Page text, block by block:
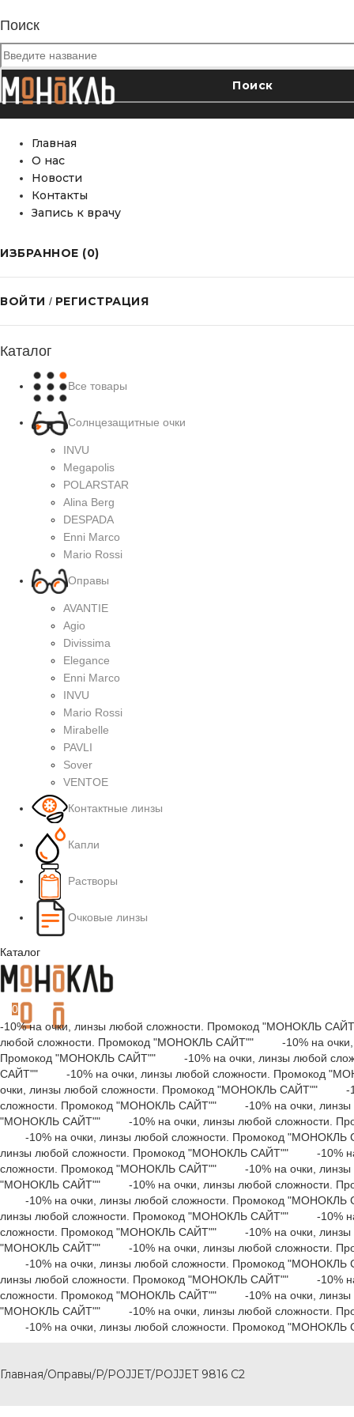
Поиск
Главная
О нас
Новости
Контакты
Запись к врачу
ИЗБРАННОЕ (0)
ВОЙТИ / РЕГИСТРАЦИЯ
Каталог
Все товары
Солнцезащитные очки
INVU
Megapolis
POLARSTAR
Alina Berg
DESPADA
Enni Marco
Mario Rossi
Оправы
AVANTIE
Agio
Divissima
Elegance
Enni Marco
INVU
Mario Rossi
Mirabelle
PAVLI
Sover
VENTOE
Контактные линзы
Капли
Растворы
Очковые линзы
Каталог
0
-10% на очки, линзы любой сложности. Промокод "МОНОКЛЬ
любой сложности. Промокод "МОНОКЛЬ САЙТ"" -10% на очки,
Промокод "МОНОКЛЬ САЙТ"" -10% на очки, линзы любой
САЙТ"" -10% на очки, линзы любой сложности. Промокод
очки, линзы любой сложности. Промокод "МОНОКЛЬ САЙТ"" -
сложности. Промокод "МОНОКЛЬ САЙТ"" -10% на очки, линзы
"МОНОКЛЬ САЙТ"" -10% на очки, линзы любой сложности.
-10% на очки, линзы любой сложности. Промокод
линзы любой сложности. Промокод "МОНОКЛЬ САЙТ"" -10% на
сложности. Промокод "МОНОКЛЬ САЙТ"" -10% на очки, линзы
"МОНОКЛЬ САЙТ"" -10% на очки, линзы любой сложности.
-10% на очки, линзы любой сложности. Промокод
линзы любой сложности. Промокод "МОНОКЛЬ САЙТ"" -10% на
сложности. Промокод "МОНОКЛЬ САЙТ"" -10% на очки, линзы
"МОНОКЛЬ САЙТ"" -10% на очки, линзы любой сложности.
-10% на очки, линзы любой сложности. Промокод
линзы любой сложности. Промокод "МОНОКЛЬ САЙТ"" -10% на
сложности. Промокод "МОНОКЛЬ САЙТ"" -10% на очки, линзы
"МОНОКЛЬ САЙТ"" -10% на очки, линзы любой сложности.
-10% на очки, линзы любой сложности. Промокод
Главная/Оправы/P/POJJET/POJJET 9816 С2